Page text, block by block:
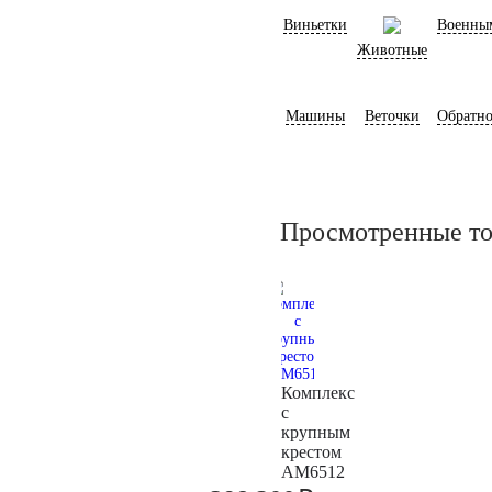
Виньетки
Животные
Машины Веточки
Просмотренные
Комплекс
с
крупным
крестом
AM6512